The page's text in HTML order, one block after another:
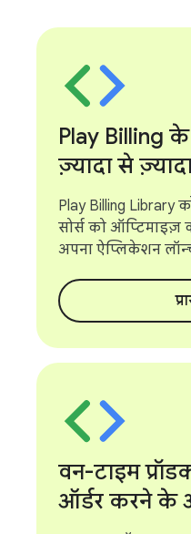
Play Billing के
ज़्यादा से
Play Billing Library
सोर्स को
अपना ऐप्लिकेशन
वन-टाइम
ऑर्डर करने के